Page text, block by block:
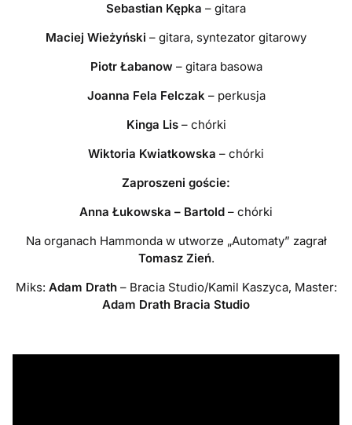
Sebastian Kępka – gitara
Maciej Wieżyński – gitara, syntezator gitarowy
Piotr Łabanow – gitara basowa
Joanna Fela Felczak– perkusja
Kinga Lis– chórki
Wiktoria Kwiatkowska – chórki
Zaproszeni goście:
Anna Łukowska – Bartold – chórki
Na organach Hammonda w utworze „Automaty” zagrał
Tomasz Zień.
Miks: Adam Drath– Bracia Studio/Kamil Kaszyca, Master:
Adam Drath Bracia Studio